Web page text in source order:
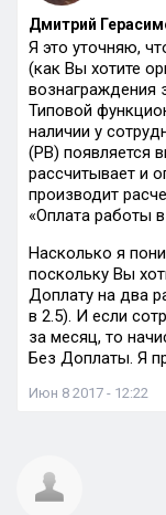
Дмитрий
Я это уточняю,
(как Вы хотите
вознаграждения
Типовой
наличии у
(РВ) появляется
рассчитывает и
производит
«Оплата работы
Насколько я
поскольку Вы
Доплату на два
в 2.5). И если
за месяц, то
Без Доплаты. Я
Июн 8 2017 - 12:22